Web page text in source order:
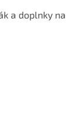
a doplnky na